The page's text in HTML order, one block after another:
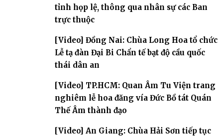
tỉnh họp lệ, thông qua nhân sự các Ban
trực thuộc
[Video] Đồng Nai: Chùa Long Hoa tổ chức
Lễ tạ đàn Đại Bi Chẩn tế bạt độ cầu quốc
thái dân an
[Video] TP.HCM: Quan Âm Tu Viện trang
nghiêm lễ hoa đăng vía Đức Bồ tát Quán
Thế Âm thành đạo
[Video] An Giang: Chùa Hải Sơn tiếp tục